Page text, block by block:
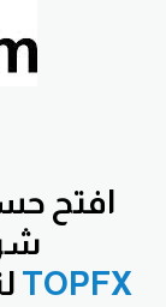
افتح
TOPFX